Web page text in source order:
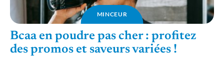
MINCEUR
Bcaa en poudre pas cher : profitez
des promos et saveurs variées !